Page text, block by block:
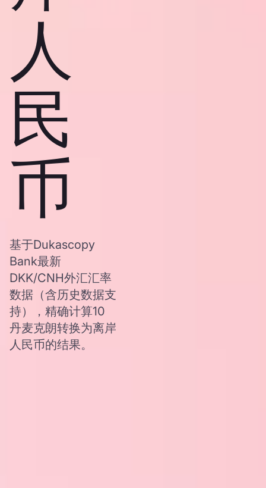
人
民
币
基于Dukascopy
Bank最新
DKK/CNH外汇汇率
数据（含历史数据支
持），精确计算10
丹麦克朗转换为离岸
人民币的结果。